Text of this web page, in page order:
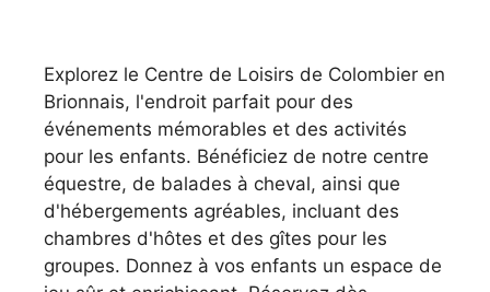
Explorez le Centre de Loisirs de Colombier en
Brionnais, l'endroit parfait pour des
événements mémorables et des activités
pour les enfants. Bénéficiez de notre centre
équestre, de balades à cheval, ainsi que
d'hébergements agréables, incluant des
chambres d'hôtes et des gîtes pour les
groupes. Donnez à vos enfants un espace de